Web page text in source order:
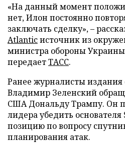
«На данный момент
нет, Илон постоянно
заключать сделку», –
Atlanticисточник из
министра обороны
передаетТАСС.
Ранее журналисты издания
Владимир Зеленский
США Дональду Трампу. Он
лидера убедить основателя
позицию по вопросу
планирования атак.